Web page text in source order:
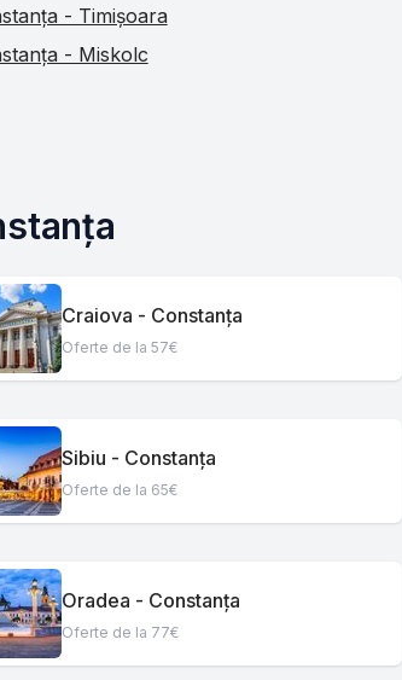
- Timișoara
- Miskolc
Craiova - Constanța
Oferte de la 57€
Sibiu - Constanța
Oferte de la 65€
Oradea - Constanța
Oferte de la 77€